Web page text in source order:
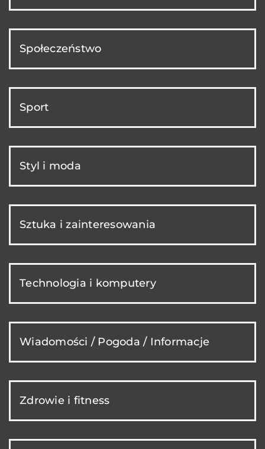
Społeczeństwo
Sport
Styl i moda
Sztuka i zainteresowania
Technologia i komputery
Wiadomości / Pogoda / Informacje
Zdrowie i fitness